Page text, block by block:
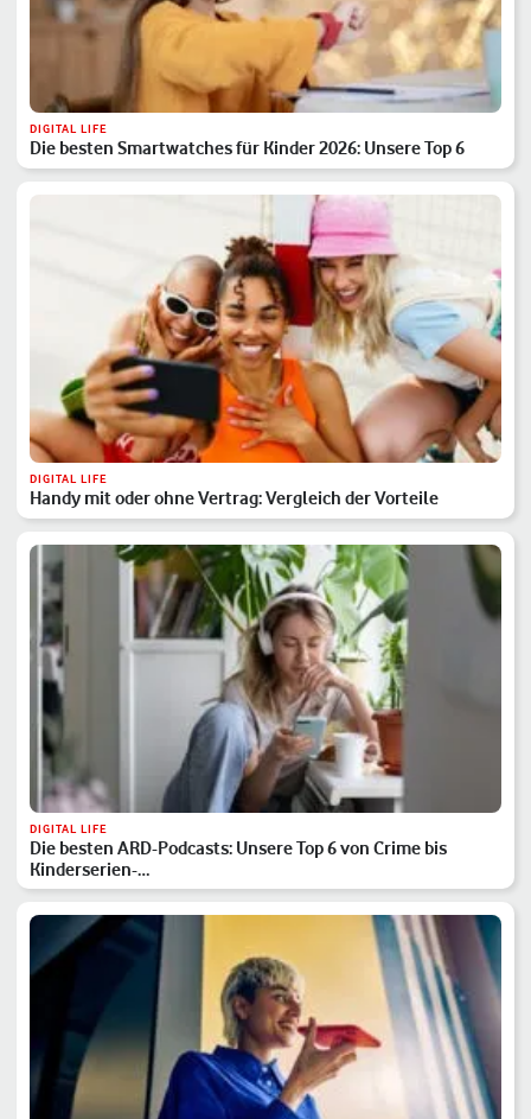
DIGITAL LIFE
Die besten Smartwatches für Kinder 2026: Unsere Top 6
DIGITAL LIFE
Handy mit oder ohne Vertrag: Vergleich der Vorteile
DIGITAL LIFE
Die besten ARD-Podcasts: Unsere Top 6 von Crime bis
Kinderserien-…